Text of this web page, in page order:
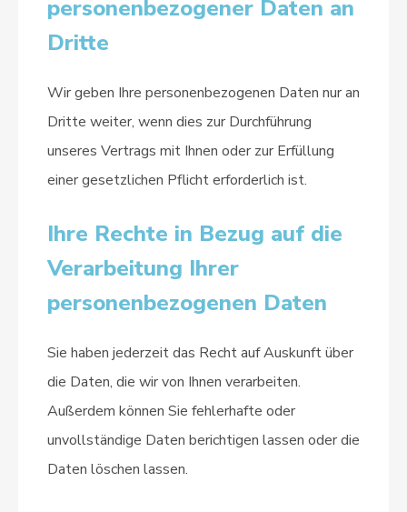
personenbezogener Daten an
Dritte
Wir geben Ihre personenbezogenen Daten nur an
Dritte weiter, wenn dies zur Durchführung
unseres Vertrags mit Ihnen oder zur Erfüllung
einer gesetzlichen Pflicht erforderlich ist.
Ihre Rechte in Bezug auf die
Verarbeitung Ihrer
personenbezogenen Daten
Sie haben jederzeit das Recht auf Auskunft über
die Daten, die wir von Ihnen verarbeiten.
Außerdem können Sie fehlerhafte oder
unvollständige Daten berichtigen lassen oder die
Daten löschen lassen.